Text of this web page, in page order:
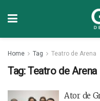
Home Tag Teatro de Arena
Tag:Teatro de Arena
Ator de